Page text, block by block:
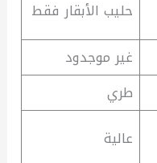
حليب الأبقار فقط
غير موجدود
طري
عالية